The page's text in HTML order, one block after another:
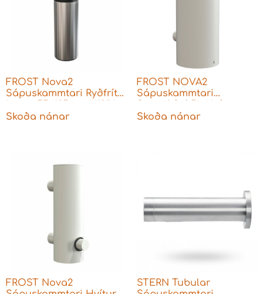
FROST Nova2
Sápuskammtari Ryðfrítt
Skoða nánar
FROST NOVA2
Sápuskammtari
112x89x217 mm
Skoða nánar
FROST Nova2
STERN Tubular